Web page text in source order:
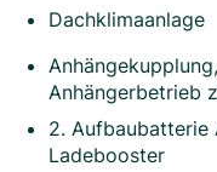
Dachklimaanlage
Anhängerbetrieb
2. Aufbaubatterie
Ladebooster